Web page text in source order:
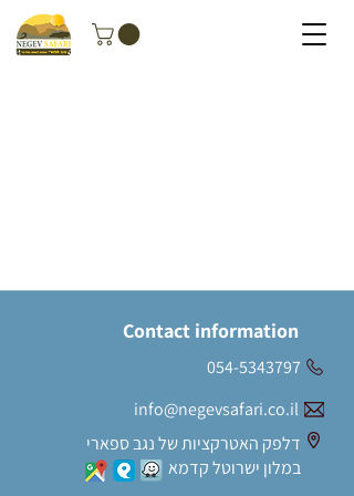
Contact information
054-5343797
info@negevsafari.co.il
דלפק האטרקציות של נגב ספארי
במלון ישרוטל קדמא